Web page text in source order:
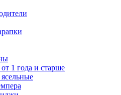
1 года и старше